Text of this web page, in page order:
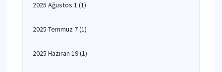
2025 Ağustos 1 (1)
2025 Temmuz 7(1)
2025 Haziran 19(1)